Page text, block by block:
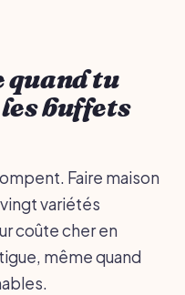
quand tu
buffets
Faire maison
variétés
coûte cher en
même quand